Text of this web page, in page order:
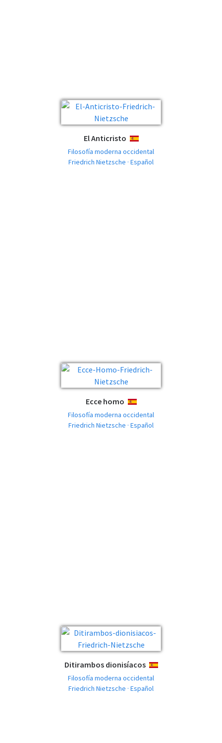
El Anticristo ESPAÑOL
Filosofía moderna occidental
Friedrich Nietzsche · Español
Ecce homo ESPAÑOL
Filosofía moderna occidental
Friedrich Nietzsche · Español
Ditirambos dionisíacos ESPAÑOL
Filosofía moderna occidental
Friedrich Nietzsche · Español